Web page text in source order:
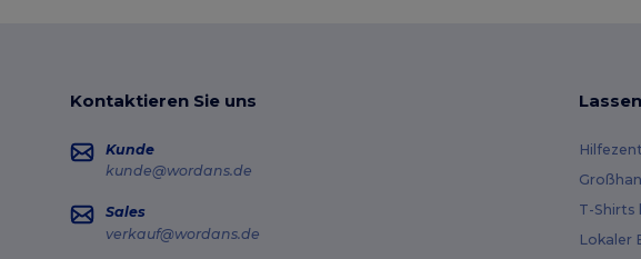
Kontaktieren Sie uns
Kunde
kunde@wordans.de
Sales
verkauf@wordans.de
T-Shirts
Lokaler